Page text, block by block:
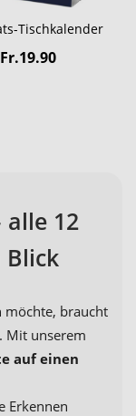
Tischkalender
Fr.19.90
alle 12
Blick
möchte, braucht
Mit unserem
auf einen
Erkennen